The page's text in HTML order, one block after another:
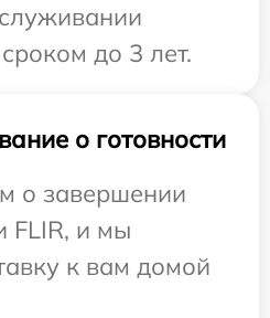
до 3 лет.
о готовности
о завершении
FLIR, и мы
к вам домой